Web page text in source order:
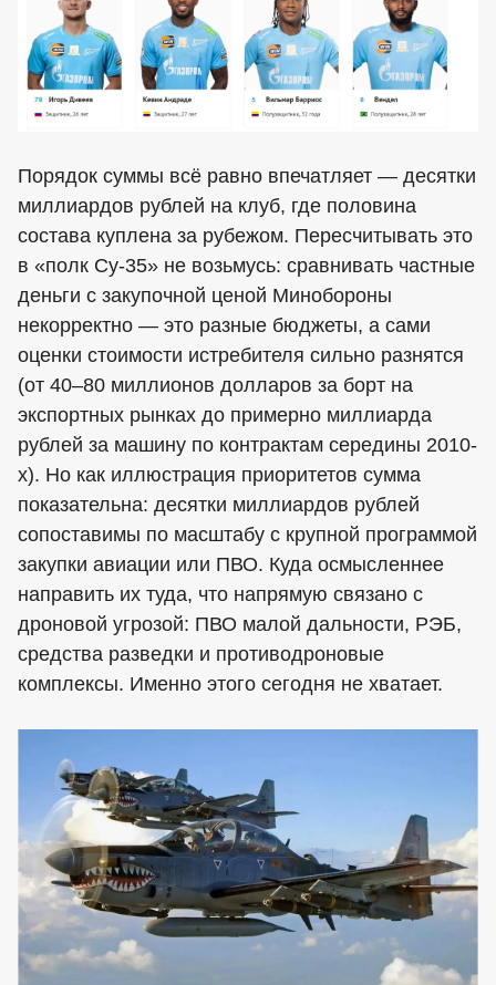
Порядок суммы всё равно впечатляет — десятки
миллиардов рублей на клуб, где половина
состава куплена за рубежом. Пересчитывать это
в «полк Су-35» не возьмусь: сравнивать частные
деньги с закупочной ценой Минобороны
некорректно — это разные бюджеты, а сами
оценки стоимости истребителя сильно разнятся
(от 40–80 миллионов долларов за борт на
экспортных рынках до примерно миллиарда
рублей за машину по контрактам середины 2010-
х). Но как иллюстрация приоритетов сумма
показательна: десятки миллиардов рублей
сопоставимы по масштабу с крупной программой
закупки авиации или ПВО. Куда осмысленнее
направить их туда, что напрямую связано с
дроновой угрозой: ПВО малой дальности, РЭБ,
средства разведки и противодроновые
комплексы. Именно этого сегодня не хватает.